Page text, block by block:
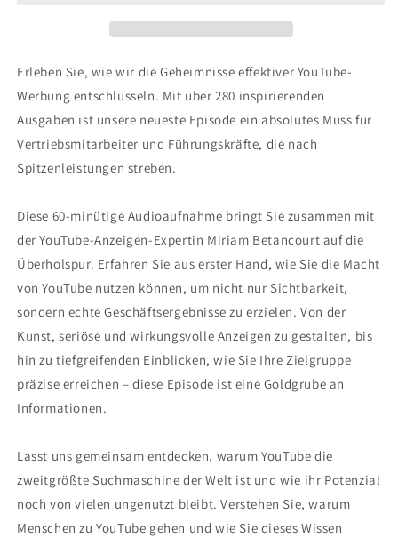
Erleben Sie, wie wir die Geheimnisse effektiver YouTube-
Werbung entschlüsseln. Mit über 280 inspirierenden
Ausgaben ist unsere neueste Episode ein absolutes Muss für
Vertriebsmitarbeiter und Führungskräfte, die nach
Spitzenleistungen streben.
Diese 60-minütige Audioaufnahme bringt Sie zusammen mit
der YouTube-Anzeigen-Expertin Miriam Betancourt auf die
Überholspur. Erfahren Sie aus erster Hand, wie Sie die Macht
von YouTube nutzen können, um nicht nur Sichtbarkeit,
sondern echte Geschäftsergebnisse zu erzielen. Von der
Kunst, seriöse und wirkungsvolle Anzeigen zu gestalten, bis
hin zu tiefgreifenden Einblicken, wie Sie Ihre Zielgruppe
präzise erreichen – diese Episode ist eine Goldgrube an
Informationen.
Lasst uns gemeinsam entdecken, warum YouTube die
zweitgrößte Suchmaschine der Welt ist und wie ihr Potenzial
noch von vielen ungenutzt bleibt. Verstehen Sie, warum
Menschen zu YouTube gehen und wie Sie dieses Wissen